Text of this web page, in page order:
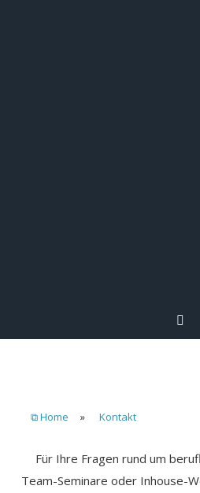
⧉ Home » Kontakt
Für Ihre Fragen rund um
Team-Seminare oder Inhouse-